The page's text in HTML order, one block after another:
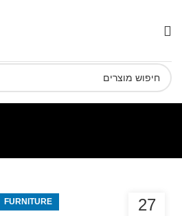
27
FURNITURE